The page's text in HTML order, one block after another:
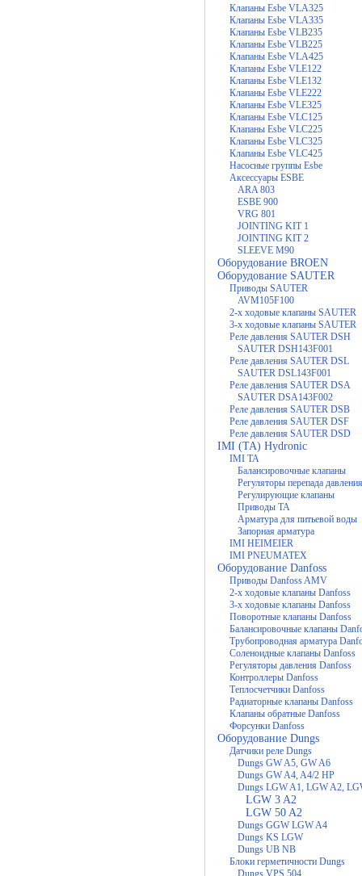
Клапаны Esbe VLA325
Клапаны Esbe VLA335
Клапаны Esbe VLB235
Клапаны Esbe VLB225
Клапаны Esbe VLA425
Клапаны Esbe VLE122
Клапаны Esbe VLE132
Клапаны Esbe VLE222
Клапаны Esbe VLE325
Клапаны Esbe VLC125
Клапаны Esbe VLC225
Клапаны Esbe VLC325
Клапаны Esbe VLC425
Насосные группы Esbe
Аксессуары ESBE
ARA 803
ESBE 900
VRG 801
JOINTING KIT 1
JOINTING KIT 2
SLEEVE M90
Оборудование BROEN
Оборудование SAUTER
Приводы SAUTER
AVM105F100
2-х ходовые клапаны SAUTER
3-х ходовые клапаны SAUTER
Реле давления SAUTER DSH
SAUTER DSH143F001
Реле давления SAUTER DSL
SAUTER DSL143F001
Реле давления SAUTER DSA
SAUTER DSA143F002
Реле давления SAUTER DSB
Реле давления SAUTER DSF
Реле давления SAUTER DSD
IMI (TA) Hydronic
IMI TA
Балансировочные клапаны
Регуляторы перепада давления
Регулирующие клапаны
Приводы TA
Арматура для питьевой воды
Запорная арматура
IMI HEIMEIER
IMI PNEUMATEX
Оборудование Danfoss
Приводы Danfoss AMV
2-х ходовые клапаны Danfoss
3-х ходовые клапаны Danfoss
Поворотные клапаны Danfoss
Балансировочные клапаны
Трубопроводная арматура
Соленоидные клапаны Danfoss
Регуляторы давления Danfoss
Контроллеры Danfoss
Теплосчетчики Danfoss
Радиаторные клапаны Danfoss
Клапаны обратные Danfoss
Форсунки Danfoss
Оборудование Dungs
Датчики реле Dungs
Dungs GW A5, GW A6
Dungs GW A4, A4/2 HP
Dungs LGW A1, LGW A2,
LGW 3 A2
LGW 50 A2
Dungs GGW LGW A4
Dungs KS LGW
Dungs UB NB
Блоки герметичности Dungs
Dungs VPS 504